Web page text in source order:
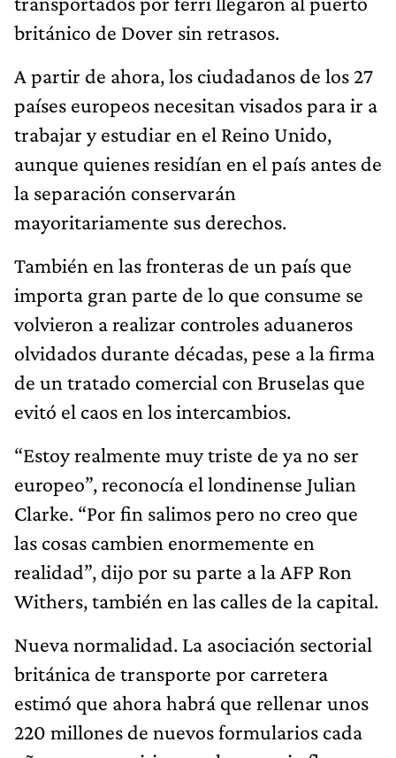
británico de Dover sin retrasos.
A partir de ahora, los ciudadanos de los 27
países europeos necesitan visados para ir a
trabajar y estudiar en el Reino Unido,
aunque quienes residían en el país antes de
la separación conservarán
mayoritariamente sus derechos.
También en las fronteras de un país que
importa gran parte de lo que consume se
volvieron a realizar controles aduaneros
olvidados durante décadas, pese a la firma
de un tratado comercial con Bruselas que
evitó el caos en los intercambios.
“Estoy realmente muy triste de ya no ser
europeo”, reconocía el londinense Julian
Clarke. “Por fin salimos pero no creo que
las cosas cambien enormemente en
realidad”, dijo por su parte a la AFP Ron
Withers, también en las calles de la capital.
Nueva normalidad. La asociación sectorial
británica de transporte por carretera
estimó que ahora habrá que rellenar unos
220 millones de nuevos formularios cada